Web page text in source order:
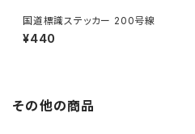
国道標識ステッカー 200号線
¥440
その他の商品